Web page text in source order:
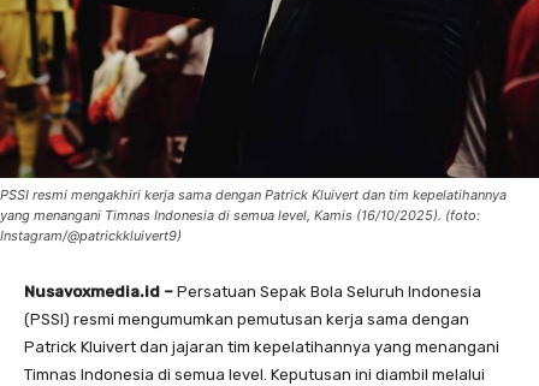
PSSI resmi mengakhiri kerja sama dengan Patrick Kluivert dan tim kepelatihannya
yang menangani Timnas Indonesia di semua level, Kamis (16/10/2025). (foto:
Instagram/@patrickkluivert9)
Nusavoxmedia.id – Persatuan Sepak Bola Seluruh Indonesia
(PSSI) resmi mengumumkan pemutusan kerja sama dengan
Patrick Kluivert dan jajaran tim kepelatihannya yang menangani
Timnas Indonesia di semua level. Keputusan ini diambil melalui